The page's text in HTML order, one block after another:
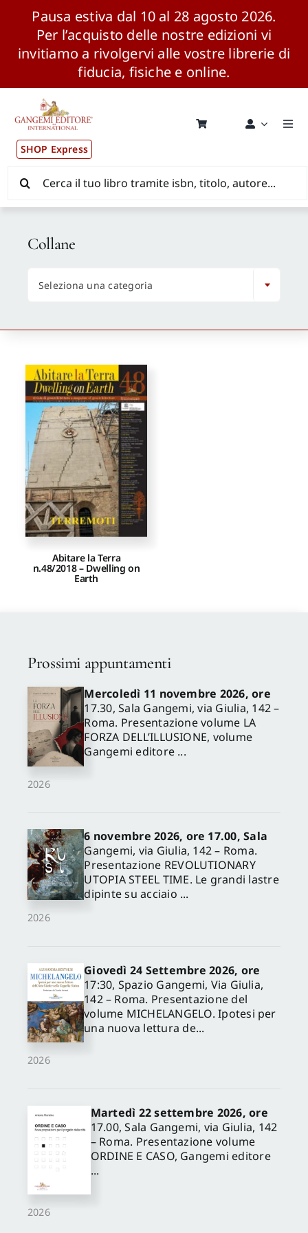
Pausa estiva dal 10 al 28 agosto 2026.
Per l’acquisto delle nostre edizioni vi
invitiamo a rivolgervi alle vostre librerie di
fiducia, fisiche e online.
contenuto
SHOP Express
Pubblicazioni
News ed Eventi
Distribuzione Wolrdwide
CONSIP / MEPA / ANVUR / CINECA
Autori
Proposte di pubblicazione
Gangemi Editore
Newsletter
per:
Abitare la Terra
n.48/2018 – Dwelling on
Earth
Collane
Seleziona una categoria
Prossimi appuntamenti
2026
Mercoledì 11 novembre 2026, ore
17.30, Sala Gangemi, via Giulia, 142 –
Roma. Presentazione volume LA
FORZA DELL’ILLUSIONE, volume
Gangemi editore ...
2026
6 novembre 2026, ore 17.00, Sala
Gangemi, via Giulia, 142 – Roma.
Presentazione REVOLUTIONARY
UTOPIA STEEL TIME. Le grandi lastre
dipinte su acciaio ...
2026
Giovedì 24 Settembre 2026, ore
17:30, Spazio Gangemi, Via Giulia,
142 – Roma. Presentazione del
volume MICHELANGELO. Ipotesi per
una nuova lettura de...
2026
Martedì 22 settembre 2026, ore
17.00, Sala Gangemi, via Giulia, 142
– Roma. Presentazione volume
ORDINE E CASO, Gangemi editore
...